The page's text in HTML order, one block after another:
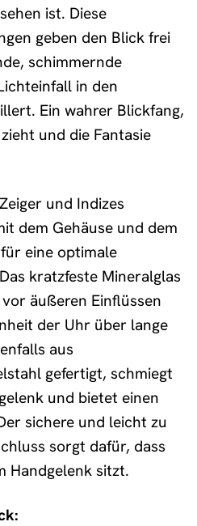
ist. Diese
geben den Blick frei
schimmernde
in den
Ein wahrer Blickfang,
und die Fantasie
und Indizes
dem Gehäuse und dem
eine optimale
kratzfeste Mineralglas
äußeren Einflüssen
der Uhr über lange
aus
gefertigt, schmiegt
und bietet einen
sichere und leicht zu
sorgt dafür, dass
Handgelenk sitzt.